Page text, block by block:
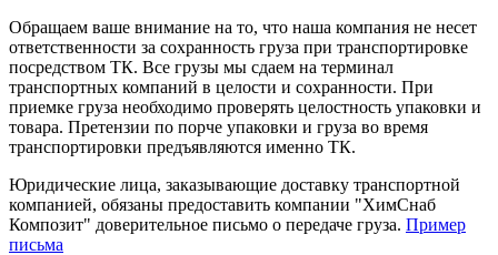
Обращаем ваше внимание на то, что наша компания не несет
ответственности за сохранность груза при транспортировке
посредством ТК. Все грузы мы сдаем на терминал
транспортных компаний в целости и сохранности. При
приемке груза необходимо проверять целостность упаковки и
товара. Претензии по порче упаковки и груза во время
транспортировки предъявляются именно ТК.
Юридические лица, заказывающие доставку транспортной
компанией, обязаны предоставить компании "ХимСнаб
Композит" доверительное письмо о передаче груза. Пример
письма